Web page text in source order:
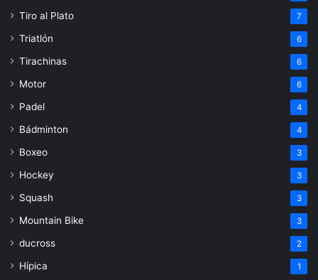
Tiro al Plato 7
Triatlón 6
Tirachinas 6
Motor 6
Padel 4
Bádminton 4
Boxeo 3
Hockey 3
Squash 3
Mountain Bike 3
ducross 2
Hípica 1